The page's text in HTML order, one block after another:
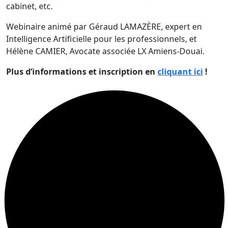
cabinet, etc.
Webinaire animé par Géraud LAMAZÈRE, expert en
Intelligence Artificielle pour les professionnels, et
Hélène CAMIER, Avocate associée LX Amiens-Douai.
Plus d’informations et inscription en cliquant ici !